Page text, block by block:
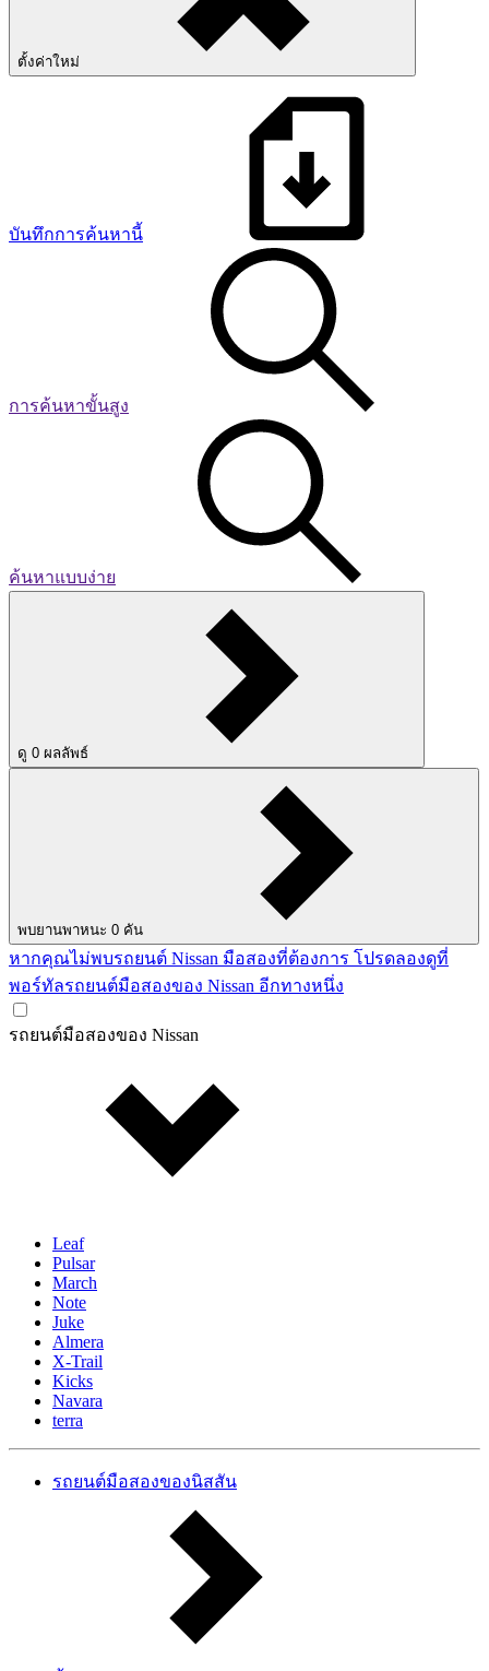
ตั้งค่าใหม่
บันทึกการค้นหานี้
การค้นหาขั้นสูง
ค้นหาแบบง่าย
ดู 0 ผลลัพธ์
พบยานพาหนะ 0 คัน
หากคุณไม่พบรถยนต์ Nissan มือสองที่ต้องการ โปรดลองดูที่
พอร์ทัลรถยนต์มือสองของ Nissan อีกทางหนึ่ง
รถยนต์มือสองของ Nissan
Leaf
Pulsar
March
Note
Juke
Almera
X-Trail
Kicks
Navara
terra
รถยนต์มือสองของนิสสัน